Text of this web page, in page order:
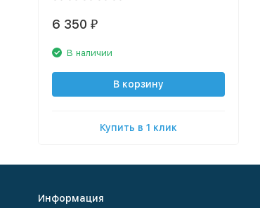
6 350 ₽
В наличии
В корзину
Купить в 1 клик
Информация